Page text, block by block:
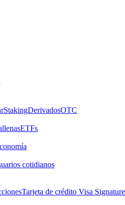
StakingDerivadosOTC
ETFs
cotidianos
Tarjeta de crédito Visa